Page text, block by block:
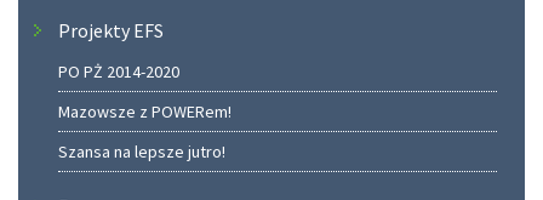
Projekty EFS
PO PŻ 2014-2020
Mazowsze z POWERem!
Szansa na lepsze jutro!